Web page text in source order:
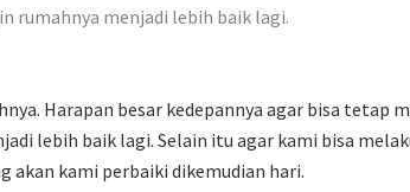
rumahnya menjadi lebih baik lagi.
Harapan besar kedepannya agar bisa tetap
lebih baik lagi. Selain itu agar kami bisa
akan kami perbaiki dikemudian hari.